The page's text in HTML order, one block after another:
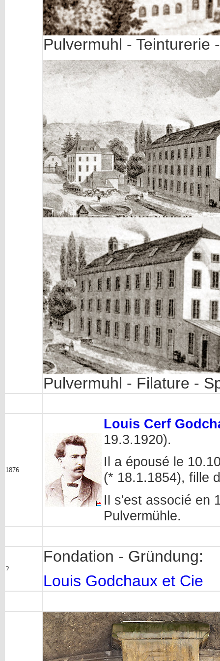
Pulvermuhl - Teinturerie
Pulvermuhl - Filature -
1876
Louis Cerf
19.3.1920).
Il a épousé le
(* 18.1.1854), fille
Il s'est associé en
Pulvermühle.
?
Fondation - Gründung:
Louis Godchaux et Cie